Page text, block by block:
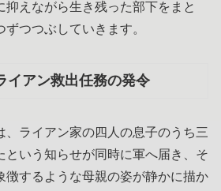
抑えながら生き残った部下をまと
つつぶしていきます。
イアン救出任務の発令
、ライアン家の四人の息子のうち三
という知らせが同時に軍へ届き、そ
徴するような母親の姿が静かに描か